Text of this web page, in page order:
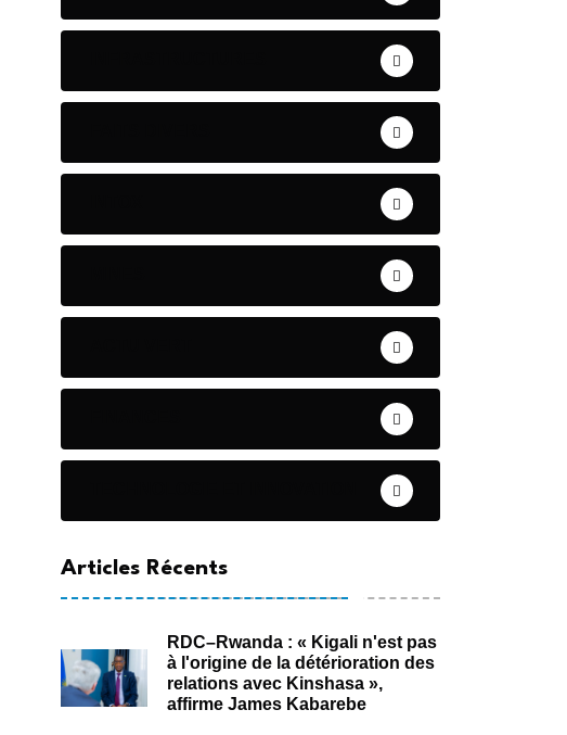
Articles Récents
RDC–Rwanda : « Kigali n'est pas
à l'origine de la détérioration des
relations avec Kinshasa »,
affirme James Kabarebe